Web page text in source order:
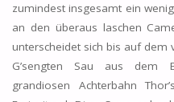
zumindest insgesamt ein
an den überaus laschen
unterscheidet sich bis auf dem
G’sengten Sau aus dem
grandiosen Achterbahn